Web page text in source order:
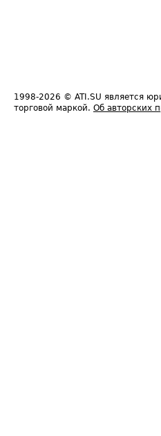
1998-2026 © ATI.SU является
торговой маркой. Об авторских